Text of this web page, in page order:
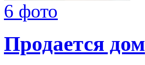
6 фото
Продается дом